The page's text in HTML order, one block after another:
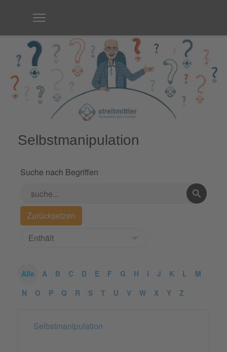
Selbstmanipulation
Suche nach Begriffen
Alle A B C D E F G H I J K L
M
N
O P Q R S T U V W X Y Z
Selbstmanipulation